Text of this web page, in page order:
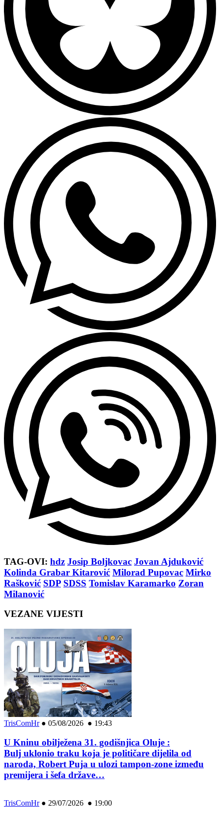
TAG-OVI: hdz Josip Boljkovac Jovan Ajduković
Kolinda Grabar Kitarović Milorad Pupovac Mirko
Rašković SDP SDSS Tomislav Karamarko Zoran
Milanović
VEZANE VIJESTI
TrisComHr● 05/08/2026 ● 19:43
U Kninu obilježena 31. godišnjica Oluje :
Bulj uklonio traku koja je političare dijelila od
naroda, Robert Puja u ulozi tampon-zone između
premijera i šefa države…
TrisComHr● 29/07/2026 ● 19:00